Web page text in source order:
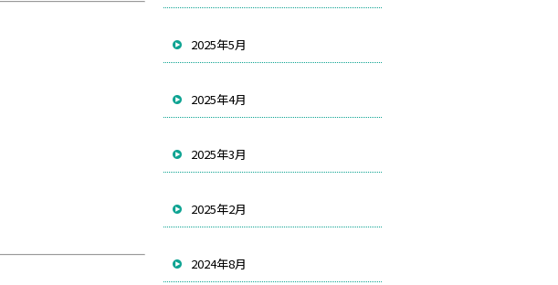
2025年5月
2025年4月
2025年3月
2025年2月
2024年8月